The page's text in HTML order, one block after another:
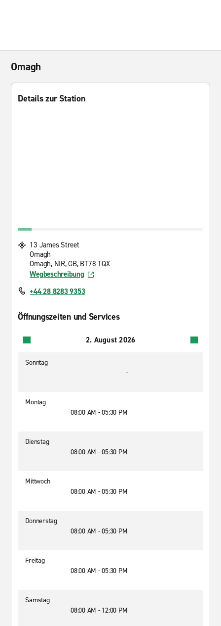
Omagh
Details zur Station
13 James Street
Omagh
Omagh, NIR, GB, BT78 1QX
Wegbeschreibung
+44 28 8283 9353
Öffnungszeiten und Services
2. August 2026
Sonntag
-
Montag
08:00 AM - 05:30 PM
Dienstag
08:00 AM - 05:30 PM
Mittwoch
08:00 AM - 05:30 PM
Donnerstag
08:00 AM - 05:30 PM
Freitag
08:00 AM - 05:30 PM
Samstag
08:00 AM - 12:00 PM